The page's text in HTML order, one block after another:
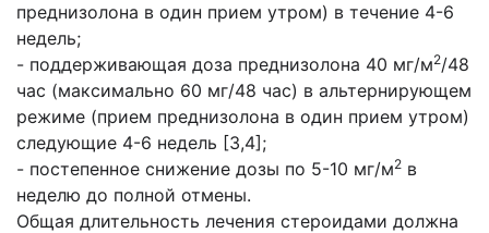
преднизолона в один прием утром) в течение 4-6
недель;
- поддерживающая доза преднизолона 40 мг/м2/48
час (максимально 60 мг/48 час) в альтернирующем
режиме (прием преднизолона в один прием утром)
следующие 4-6 недель [3,4];
- постепенное снижение дозы по 5-10 мг/м2 в
неделю до полной отмены.
Общая длительность лечения стероидами должна